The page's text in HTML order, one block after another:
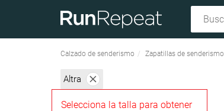
Calzado de senderismo Zapatillas de senderismo
Altra
Selecciona la talla para obtener